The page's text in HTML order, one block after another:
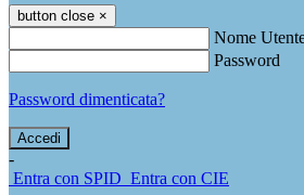
button close ×
Nome
Password
Password dimenticata?
-
Entra con SPID Entra con CIE